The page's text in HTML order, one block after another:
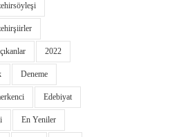
2022
Deneme
Edebiyat
En Yeniler